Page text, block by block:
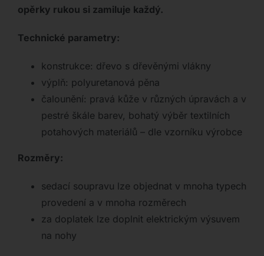
opěrky rukou si zamiluje každý.
Technické parametry:
konstrukce: dřevo s dřevěnými vlákny
výplň: polyuretanová pěna
čalounění: pravá kůže v různých úpravách a v
pestré škále barev, bohatý výběr textilních
potahových materiálů – dle vzorníku výrobce
Rozměry:
sedací soupravu lze objednat v mnoha typech
provedení a v mnoha rozměrech
za doplatek lze doplnit elektrickým výsuvem
na nohy